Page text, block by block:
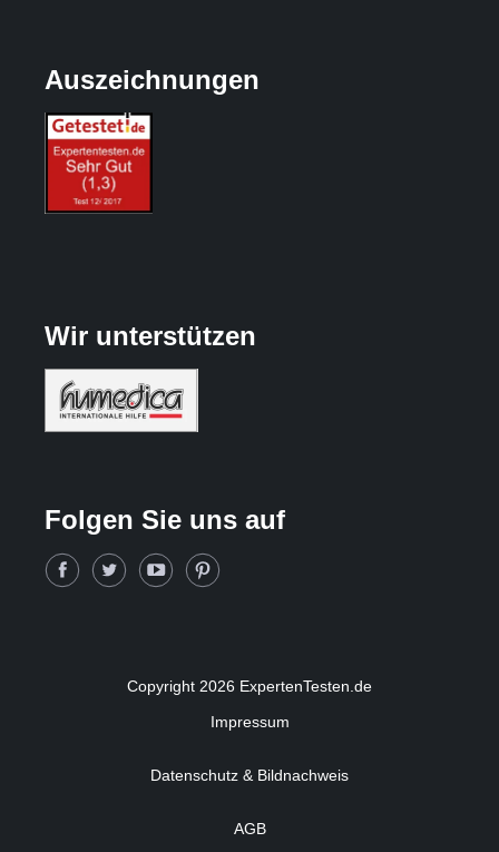
Auszeichnungen
Wir unterstützen
Folgen Sie uns auf
Copyright 2026 ExpertenTesten.de
Impressum
Datenschutz & Bildnachweis
AGB